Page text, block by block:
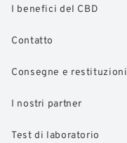
I benefici del CBD
Contatto
Consegne e restituzioni
I nostri partner
Test di laboratorio